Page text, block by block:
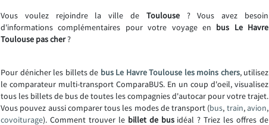
Vous voulez rejoindre la ville de Toulouse? Vous avez besoin
d'informations complémentaires pour votre voyage en bus Le Havre
Toulouse pas cher?
Pour dénicher les billets de bus Le Havre Toulouse les moins chers, utilisez
le comparateur multi-transport ComparaBUS. En un coup d'oeil, visualisez
tous les billets de bus de toutes les compagnies d'autocar pour votre trajet.
Vous pouvez aussi comparer tous les modes de transport (bus, train,avion,
covoiturage). Comment trouver le billet de busidéal ? Triez les offres de